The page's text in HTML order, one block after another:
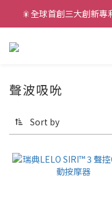
新款智能
🎇全球首創三大創新
新款智
聲波吸吮
Sort by